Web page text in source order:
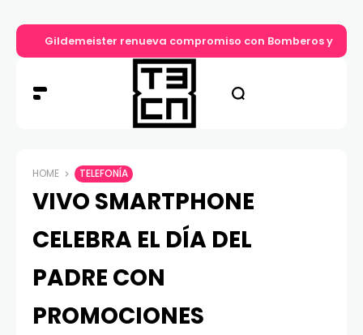
Gildemeister renueva compromiso con Bomberos y
HOME TELEFONÍA
VIVO SMARTPHONE
CELEBRA EL DÍA DEL
PADRE CON
PROMOCIONES